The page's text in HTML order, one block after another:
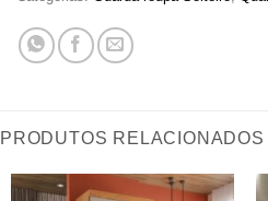
PRODUTOS RELACIONADOS